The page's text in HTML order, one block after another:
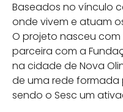
Baseados no vínculo
onde vivem e atuam
O projeto nasceu
parceira com a
na cidade de Nova
de uma rede formada
sendo o Sesc um